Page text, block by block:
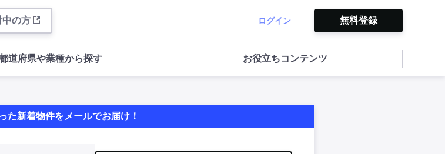
中の方 ログイン 無料登録
道府県や業種から探す お役立ちコンテンツ
た新着物件をメールでお届け！